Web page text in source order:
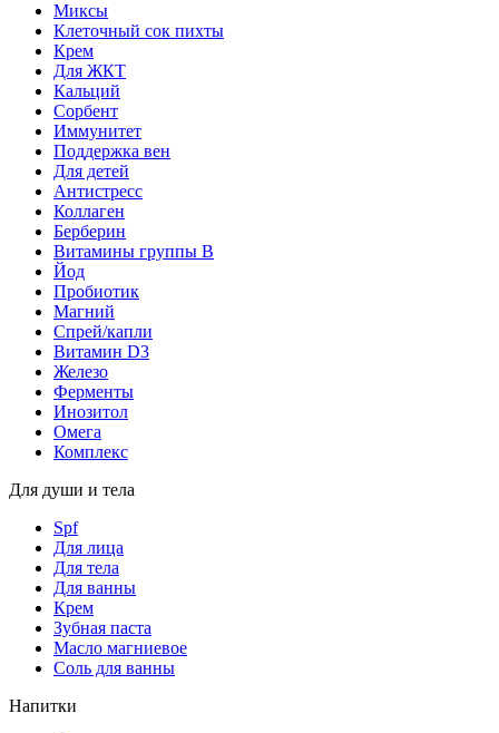
Миксы
Клеточный сок пихты
Крем
Для ЖКТ
Кальций
Сорбент
Иммунитет
Поддержка вен
Для детей
Антистресс
Коллаген
Берберин
Витамины группы B
Йод
Пробиотик
Магний
Спрей/капли
Витамин D3
Железо
Ферменты
Инозитол
Омега
Комплекс
Для души и тела
Spf
Для лица
Для тела
Для ванны
Крем
Зубная паста
Масло магниевое
Соль для ванны
Напитки